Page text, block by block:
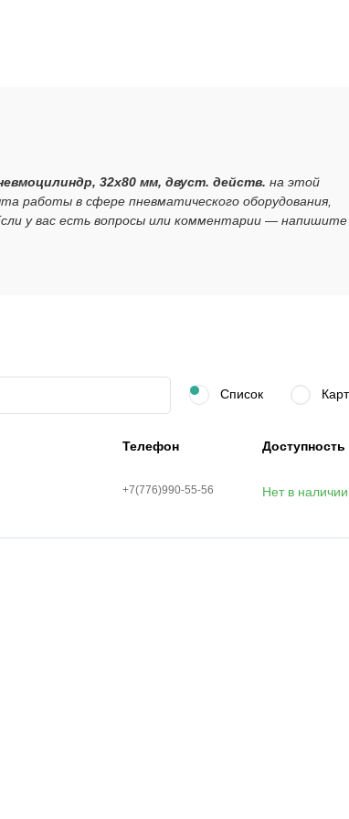
32x80 мм, двуст. действ. на этой
работы в сфере пневматического оборудования,
у вас есть вопросы или комментарии — напишите
Список
Телефон Доступность
+7(776)990-55-56 Нет в наличии